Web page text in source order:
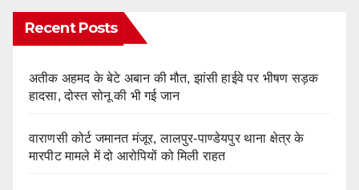
Recent Posts
अतीक अहमद के बेटे अबान की मौत, झांसी हाईवे पर भीषण सड़क
हादसा, दोस्त सोनू की भी गई जान
वाराणसी कोर्ट जमानत मंजूर, लालपुर-पाण्डेयपुर थाना क्षेत्र के
मारपीट मामले में दो आरोपियों को मिली राहत